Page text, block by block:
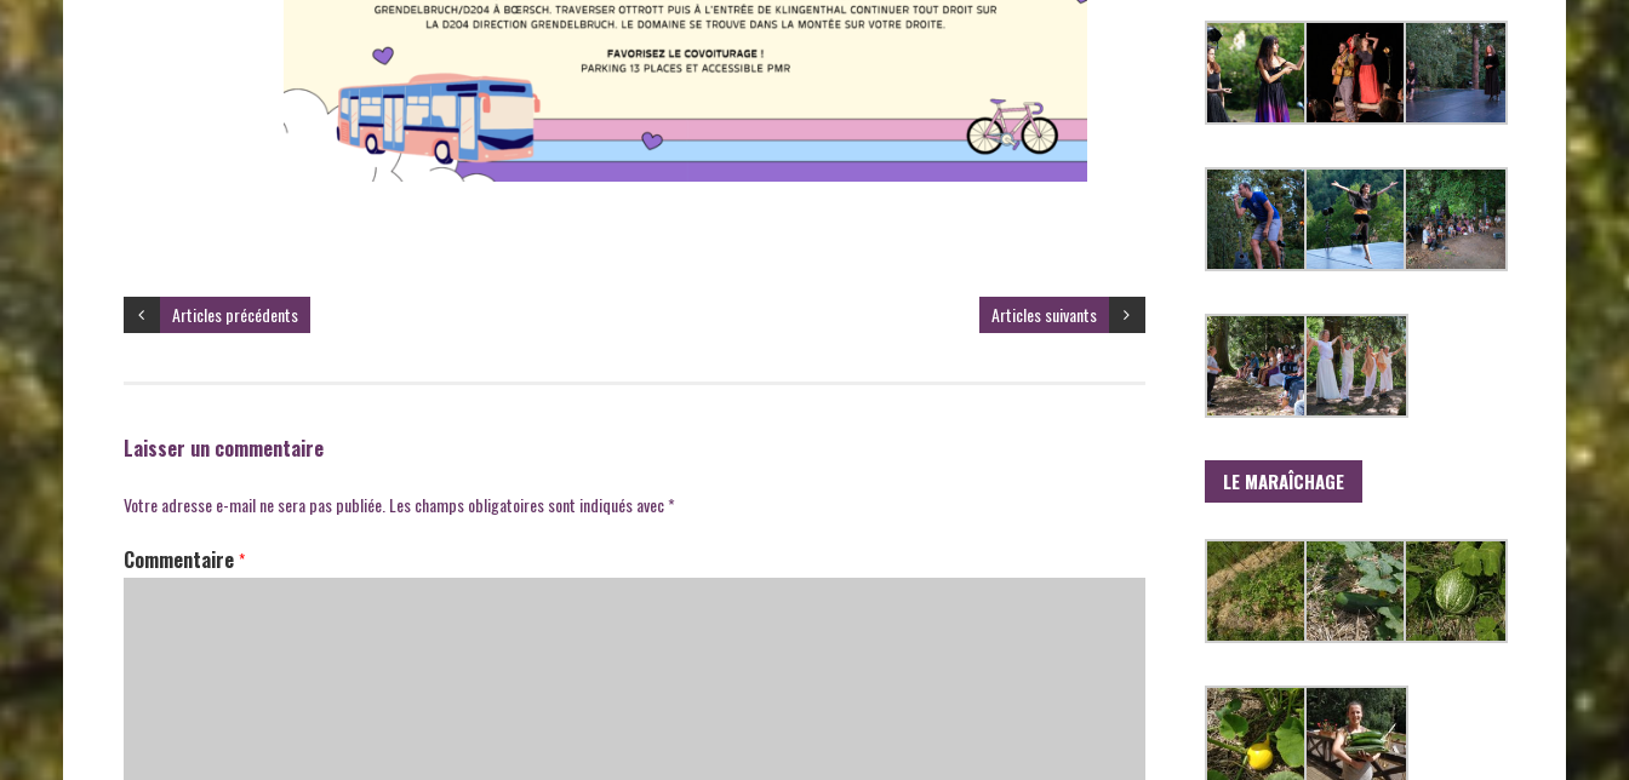
Articles suivants
Articles précédents
Laisser un commentaire
Votre adresse e-mail ne sera pas publiée. Les champs obligatoires sont indiqués avec*
Commentaire *
LE MARAÎCHAGE